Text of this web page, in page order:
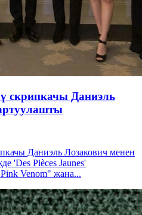
скрипкачы Даниэль
Даниэль Лозакович менен
'Des Pièces Jaunes'
Venom" жана...